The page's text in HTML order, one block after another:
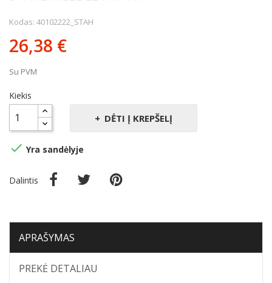
Kodas: 40102222_STAH
26,38 €
Su PVM
Kiekis
DĖTI Į KREPŠELĮ
 Yra sandėlyje
Dalintis
APRAŠYMAS
PREKĖ DETALIAU